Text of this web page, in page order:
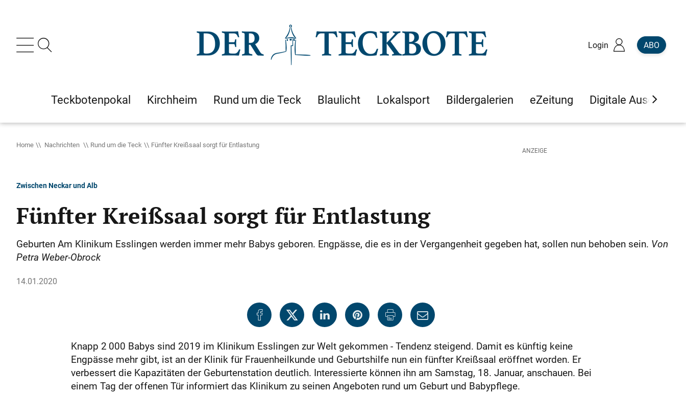
Login ABO
Teckbotenpokal Kirchheim Rund um die Teck Blaulicht Lokalsport Bildergalerien eZeitung Digitale Ausgaben
Home Nachrichten Rund um die Teck Fünfter Kreißsaal sorgt für Entlastung
Zwischen Neckar und Alb
Fünfter Kreißsaal sorgt für Entlastung
Geburten Am Klinikum Esslingen werden immer mehr Babys geboren. Engpässe, die es in der Vergangenheit gegeben hat, sollen nun behoben sein. Von
Petra Weber-Obrock
14.01.2020
Knapp 2 000 Babys sind 2019 im Klinikum Esslingen zur Welt gekommen - Tendenz steigend. Damit es künftig keine
Engpässe mehr gibt, ist an der Klinik für Frauenheilkunde und Geburtshilfe nun ein fünfter Kreißsaal eröffnet worden. Er
verbessert die Kapazitäten der Geburtenstation deutlich. Interessierte können ihn am Samstag, 18. Januar, anschauen. Bei
einem Tag der offenen Tür informiert das Klinikum zu seinen Angeboten rund um Geburt und Babypflege.